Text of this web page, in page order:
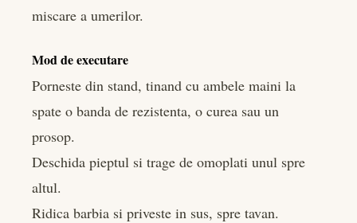
miscare a umerilor.
Mod de executare
Porneste din stand, tinand cu ambele maini la
spate o banda de rezistenta, o curea sau un
prosop.
Deschida pieptul si trage de omoplati unul spre
altul.
Ridica barbia si priveste in sus, spre tavan.